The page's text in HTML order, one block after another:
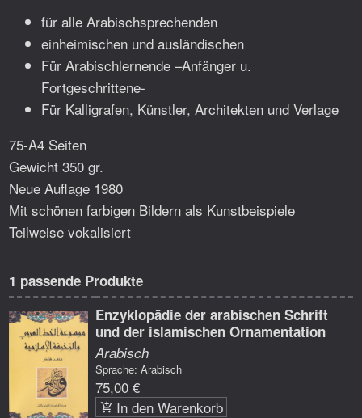
für alle Arabischsprechenden
einheimischen und ausländischen
Für Arabischlernende –Anfänger u.
Fortgeschrittene-
Für Kalligrafen, Künstler, Architekten und Verlage
75-A4 Seiten
Gewicht 350 gr.
Neue Auflage 1980
Mit schönen farbigen Bildern als Kunstbeispiele
Teilweise vokalisiert
1 passende Produkte
Enzyklopädie der arabischen Schrift
und der islamischen Ornamentation
Arabisch
Sprache: Arabisch
75,00 €
In den Warenkorb